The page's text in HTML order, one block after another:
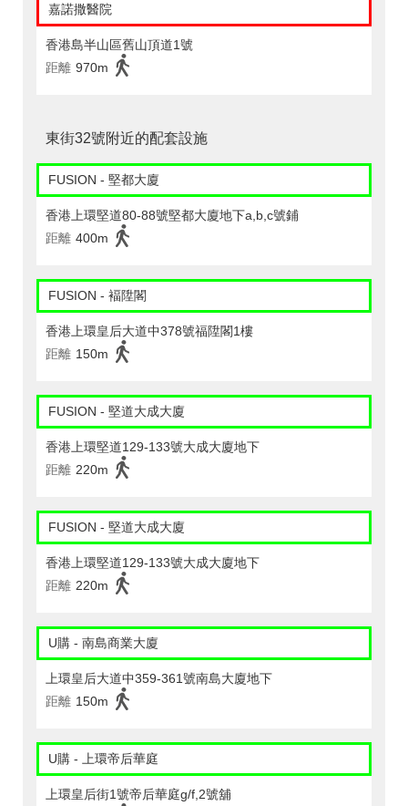
嘉諾撒醫院
香港島半山區舊山頂道1號
距離 970m
東街32號附近的配套設施
FUSION - 堅都大廈
香港上環堅道80-88號堅都大廈地下a,b,c號鋪
距離 400m
FUSION - 褔陞閣
香港上環皇后大道中378號福陞閣1樓
距離 150m
FUSION - 堅道大成大廈
香港上環堅道129-133號大成大廈地下
距離 220m
FUSION - 堅道大成大廈
香港上環堅道129-133號大成大廈地下
距離 220m
U購 - 南島商業大廈
上環皇后大道中359-361號南島大廈地下
距離 150m
U購 - 上環帝后華庭
上環皇后街1號帝后華庭g/f,2號舖